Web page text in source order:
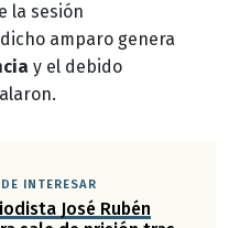
la sesión
amparo genera
y el debido
INTERESAR
José Rubén